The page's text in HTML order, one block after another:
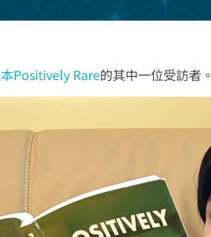
Positively Rare的其中一位受訪者。